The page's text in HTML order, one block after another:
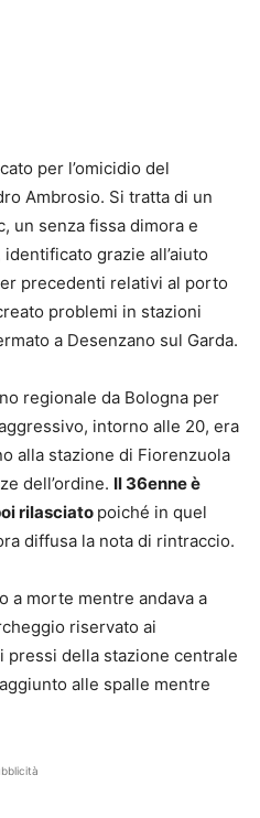
per l’omicidio del
Ambrosio. Si tratta di un
un senza fissa dimora e
grazie all’aiuto
precedenti relativi al porto
problemi in stazioni
a Desenzano sul Garda.
regionale da Bologna per
intorno alle 20, era
alla stazione di Fiorenzuola
dell’ordine. Il 36enne è
rilasciato poiché in quel
diffusa la nota di rintraccio.
a morte mentre andava a
riservato ai
della stazione centrale
alle spalle mentre